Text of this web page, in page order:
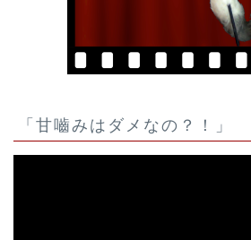
「甘嚙みはダメなの？！」